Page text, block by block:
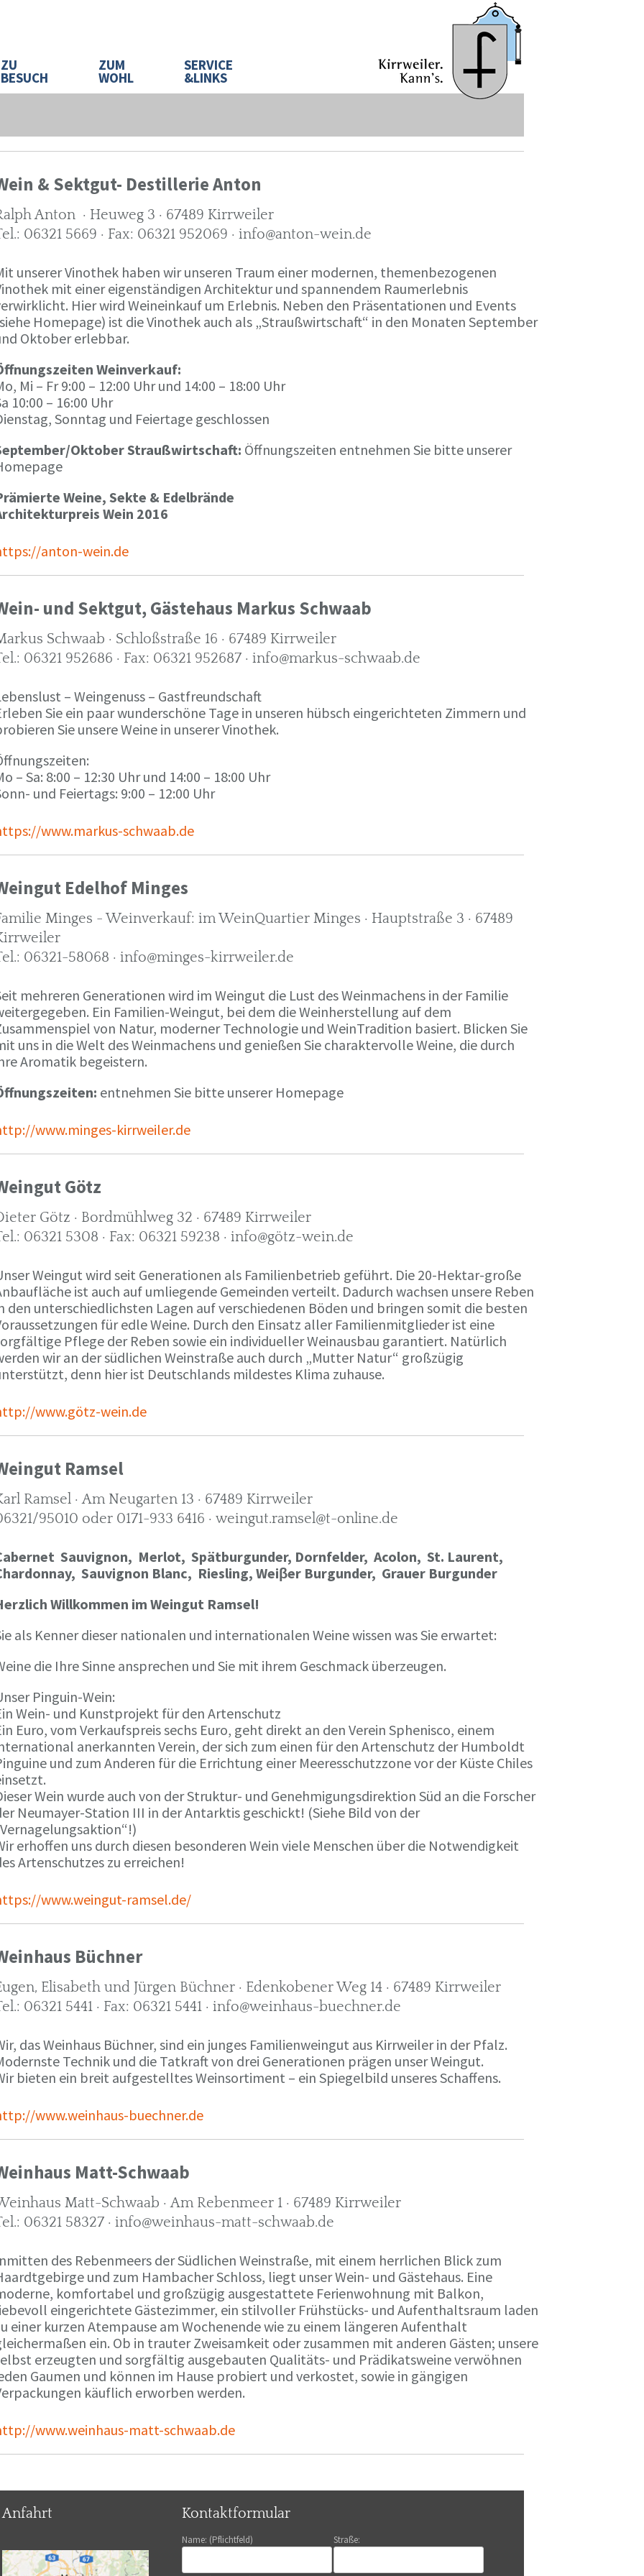
ZU
BESUCH
ZUM
WOHL
SERVICE
&LINKS
& Sektgut- Destillerie Anton
Anton · Heuweg 3 · 67489 Kirrweiler
06321 5669 · Fax: 06321 952069 · info@anton-wein.de
unserer Vinothek haben wir unseren Traum einer modernen, themenbezogenen
mit einer eigenständigen Architektur und spannendem Raumerlebnis
Hier wird Weineinkauf um Erlebnis. Neben den Präsentationen und Events
Homepage) ist die Vinothek auch als „Straußwirtschaft“ in den Monaten September
Oktober erlebbar.
Weinverkauf:
Mi – Fr 9:00 – 12:00 Uhr und 14:00 – 18:00 Uhr
10:00 – 16:00 Uhr
Sonntag und Feiertage geschlossen
Oktober Straußwirtschaft: Öffnungszeiten entnehmen Sie bitte unserer
Weine, Sekte & Edelbrände
Wein 2016
anton-wein.de
und Sektgut, Gästehaus Markus Schwaab
Schwaab · Schloßstraße 16 · 67489 Kirrweiler
06321 952686 · Fax: 06321 952687 · info@markus-schwaab.de
– Weingenuss – Gastfreundschaft
Sie ein paar wunderschöne Tage in unseren hübsch eingerichteten Zimmern und
Sie unsere Weine in unserer Vinothek.
– Sa: 8:00 – 12:30 Uhr und 14:00 – 18:00 Uhr
und Feiertags: 9:00 – 12:00 Uhr
www.markus-schwaab.de
Edelhof Minges
Minges - Weinverkauf: im WeinQuartier Minges · Hauptstraße 3 · 67489
06321-58068 · info@minges-kirrweiler.de
mehreren Generationen wird im Weingut die Lust des Weinmachens in der Familie
Ein Familien-Weingut, bei dem die Weinherstellung auf dem
von Natur, moderner Technologie und WeinTradition basiert. Blicken Sie
uns in die Welt des Weinmachens und genießen Sie charaktervolle Weine, die durch
Aromatik begeistern.
entnehmen Sie bitte unserer Homepage
www.minges-kirrweiler.de
Götz
Götz · Bordmühlweg 32 · 67489 Kirrweiler
06321 5308 · Fax: 06321 59238 · info@götz-wein.de
Weingut wird seit Generationen als Familienbetrieb geführt. Die 20-Hektar-große
ist auch auf umliegende Gemeinden verteilt. Dadurch wachsen unsere Reben
den unterschiedlichsten Lagen auf verschiedenen Böden und bringen somit die besten
für edle Weine. Durch den Einsatz aller Familienmitglieder ist eine
Pflege der Reben sowie ein individueller Weinausbau garantiert. Natürlich
wir an der südlichen Weinstraße auch durch „Mutter Natur“ großzügig
denn hier ist Deutschlands mildestes Klima zuhause.
www.götz-wein.de
Ramsel
Ramsel · Am Neugarten 13 · 67489 Kirrweiler
95010 oder 0171-933 6416 · weingut.ramsel@t-online.de
Sauvignon, Merlot, Spätburgunder, Dornfelder, Acolon, St. Laurent,
Sauvignon Blanc, Riesling, Weiβer Burgunder, Grauer Burgunder
Willkommen im Weingut Ramsel!
als Kenner dieser nationalen und internationalen Weine wissen was Sie erwartet:
die Ihre Sinne ansprechen und Sie mit ihrem Geschmack überzeugen.
Pinguin-Wein:
Wein- und Kunstprojekt für den Artenschutz
Euro, vom Verkaufspreis sechs Euro, geht direkt an den Verein Sphenisco, einem
anerkannten Verein, der sich zum einen für den Artenschutz der Humboldt
und zum Anderen für die Errichtung einer Meeresschutzzone vor der Küste Chiles
Wein wurde auch von der Struktur- und Genehmigungsdirektion Süd an die Forscher
Neumayer-Station III in der Antarktis geschickt! (Siehe Bild von der
erhoffen uns durch diesen besonderen Wein viele Menschen über die Notwendigkeit
Artenschutzes zu erreichen!
www.weingut-ramsel.de/
Büchner
Elisabeth und Jürgen Büchner · Edenkobener Weg 14 · 67489 Kirrweiler
06321 5441 · Fax: 06321 5441 · info@weinhaus-buechner.de
das Weinhaus Büchner, sind ein junges Familienweingut aus Kirrweiler in der Pfalz.
Technik und die Tatkraft von drei Generationen prägen unser Weingut.
bieten ein breit aufgestelltes Weinsortiment – ein Spiegelbild unseres Schaffens.
www.weinhaus-buechner.de
Matt-Schwaab
Matt-Schwaab · Am Rebenmeer 1 · 67489 Kirrweiler
06321 58327 · info@weinhaus-matt-schwaab.de
des Rebenmeers der Südlichen Weinstraße, mit einem herrlichen Blick zum
und zum Hambacher Schloss, liegt unser Wein- und Gästehaus. Eine
komfortabel und großzügig ausgestattete Ferienwohnung mit Balkon,
eingerichtete Gästezimmer, ein stilvoller Frühstücks- und Aufenthaltsraum laden
einer kurzen Atempause am Wochenende wie zu einem längeren Aufenthalt
ein. Ob in trauter Zweisamkeit oder zusammen mit anderen Gästen; unsere
erzeugten und sorgfältig ausgebauten Qualitäts- und Prädikatsweine verwöhnen
Gaumen und können im Hause probiert und verkostet, sowie in gängigen
käuflich erworben werden.
www.weinhaus-matt-schwaab.de
Anfahrt Kontaktformular
Name: (Pflichtfeld) Straße: